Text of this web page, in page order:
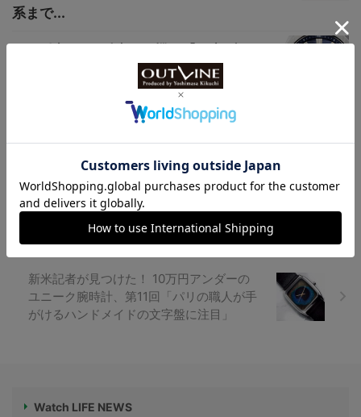
系まで...
ランド、カシオ “エディフィス”新
編集部が選んだ買いのダイバーズ7選／CI
TIZEN（シチズン）
新米記者が見つけた！ 10万円アンダーの
ユニーク腕時計、第11回「パリの職人が手
がけるハンドメイドの文字盤に注目」
Watch LIFE NEWS